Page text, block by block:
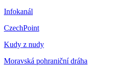
Infokanál
CzechPoint
Kudy z nudy
Moravská pohraniční dráha